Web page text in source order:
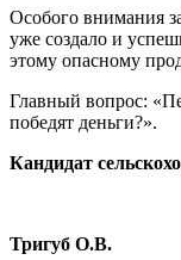
Особого внимания
уже создало и
этому опасному
Главный вопрос:
победят деньги?».
Кандидат
Тригуб О.В.